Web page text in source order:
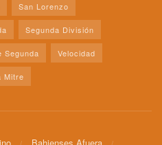
San Lorenzo
Segunda División
Segunda Velocidad
Mitre
Bahienses Afuera